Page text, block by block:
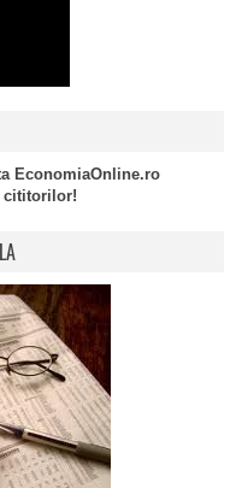
EconomiaOnline.ro
cititorilor!